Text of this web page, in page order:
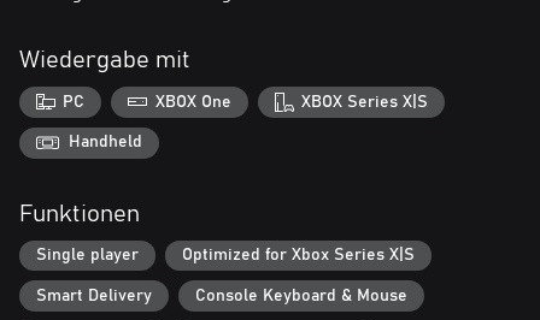
Wiedergabe mit
PC XBOX One XBOX Series X|S
Handheld
Funktionen
Single player Optimized for Xbox Series X|S
Smart Delivery Console Keyboard & Mouse